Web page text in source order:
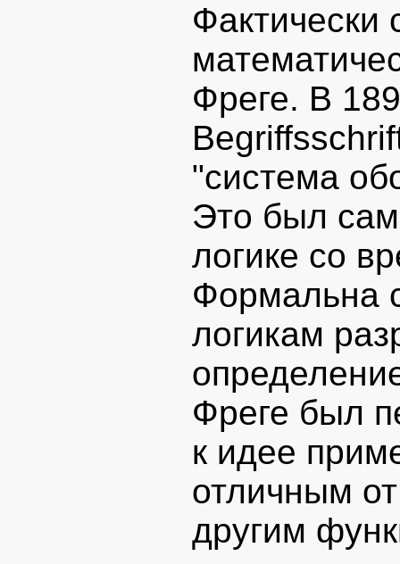
Фактически
Фреге. В
"система
Это был
логике со
Формальна
логикам
Фреге был
к идее
отличным
другим